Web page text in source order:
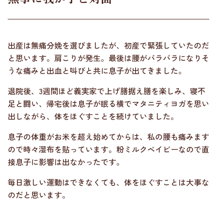
出産は無痛分娩を選びましたが、初産で緊張していたのだ
と思います。肩こりが発生。最後は腰がバラバラになりそ
うな痛みと出血と叫びと共に息子が出てきました。
退院後、3週間ほど義実家で上げ膳据え膳を楽しみ、寝不
足と闘い、帰宅後は息子が眠る横でマタニティヨガを思い
出しながら、体をほぐすことを続けていました。
息子の体重がお米を超え始めてからは、私の腰も痛みます
ので時々湿布を貼っています。粉ミルクベイビーなので直
接息子に影響は出なかったです。
毎日激しい運動はできなくても、体をほぐすことは大事な
のだと思います。